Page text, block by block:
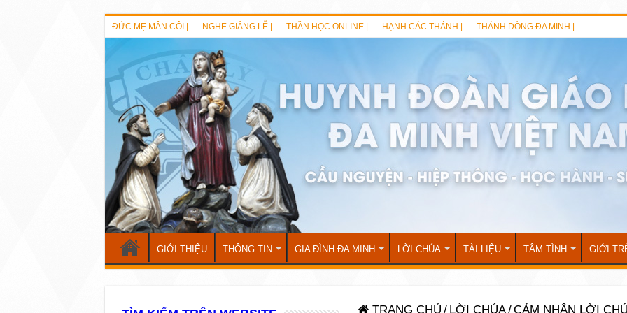
ĐỨC MẸ MÂN CÔI | NGHE GIẢNG LỄ | THẦN HỌC ONLINE | HẠNH CÁC THÁNH | THÁNH DÒNG ĐA MINH |
GIỚI THIỆU THÔNG TIN GIA ĐÌNH ĐA MINH LỜI CHÚA TÀI LIỆU TÂM TÌNH GIỚI
TRANG CHỦ / LỜI CHÚA/CẢM NHẬN LỜI